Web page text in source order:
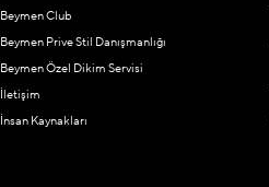
Beymen Club
Beymen Prive Stil Danışmanlığı
Beymen Özel Dikim Servisi
İletişim
İnsan Kaynakları